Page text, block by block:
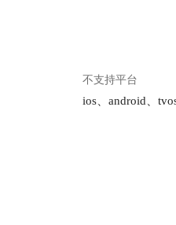
不支持平台
ios、android、